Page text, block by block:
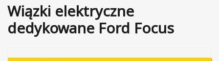
Wiązki elektryczne
dedykowane Ford Focus